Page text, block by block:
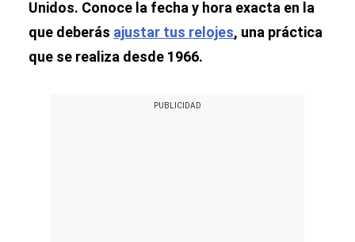
Unidos. Conoce la fecha y hora exacta en la
que deberás ajustar tus relojes, una práctica
que se realiza desde 1966.